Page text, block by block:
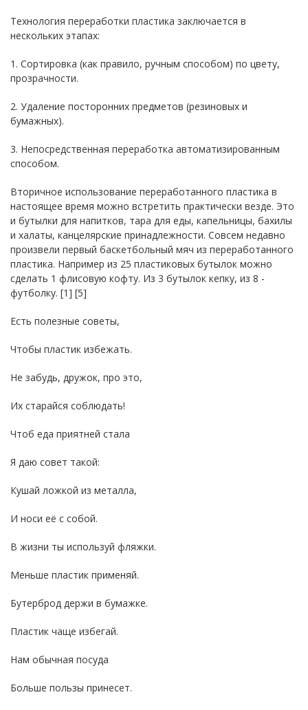
Технология переработки пластика заключается в
нескольких этапах:
1. Сортировка (как правило, ручным способом) по цвету,
прозрачности.
2. Удаление посторонних предметов (резиновых и
бумажных).
3. Непосредственная переработка автоматизированным
способом.
Вторичное использование переработанного пластика в
настоящее время можно встретить практически везде. Это
и бутылки для напитков, тара для еды, капельницы, бахилы
и халаты, канцелярские принадлежности. Совсем недавно
произвели первый баскетбольный мяч из переработанного
пластика. Например из 25 пластиковых бутылок можно
сделать 1 флисовую кофту. Из 3 бутылок кепку, из 8 -
футболку. [1] [5]
Есть полезные советы,
Чтобы пластик избежать.
Не забудь, дружок, про это,
Их старайся соблюдать!
Чтоб еда приятней стала
Я даю совет такой:
Кушай ложкой из металла,
И носи её с собой.
В жизни ты используй фляжки.
Меньше пластик применяй.
Бутерброд держи в бумажке.
Пластик чаще избегай.
Нам обычная посуда
Больше пользы принесет.